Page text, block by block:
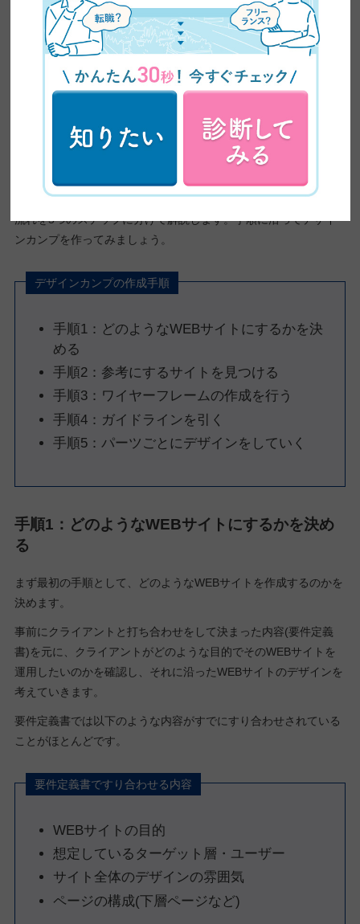
続いて実際にワイヤーフレームからデザインカンプを作るまでの
流れを5つのステップに分けて解説します。手順に沿ってデザイ
ンカンプを作ってみましょう。
デザインカンプの作成手順
手順1：どのようなWEBサイトにするかを決
める
手順2：参考にするサイトを見つける
手順3：ワイヤーフレームの作成を行う
手順4：ガイドラインを引く
手順5：パーツごとにデザインをしていく
手順1：どのようなWEBサイトにするかを決め
る
まず最初の手順として、どのようなWEBサイトを作成するのかを
決めます。
事前にクライアントと打ち合わせをして決まった内容(要件定義
書)を元に、クライアントがどのような目的でそのWEBサイトを
運用したいのかを確認し、それに沿ったWEBサイトのデザインを
考えていきます。
要件定義書では以下のような内容がすでにすり合わせされている
ことがほとんどです。
要件定義書ですり合わせる内容
WEBサイトの目的
想定しているターゲット層・ユーザー
サイト全体のデザインの雰囲気
ページの構成(下層ページなど)